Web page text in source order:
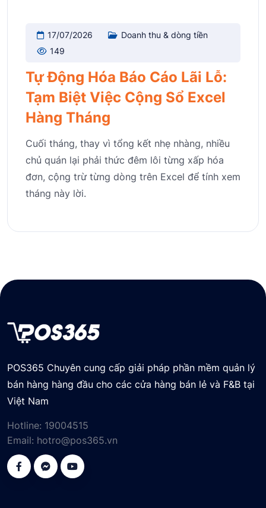
17/07/2026
Doanh thu & dòng tiền
149
Tự Động Hóa Báo Cáo Lãi Lỗ:
Tạm Biệt Việc Cộng Sổ Excel
Hàng Tháng
Cuối tháng, thay vì tổng kết nhẹ nhàng, nhiều
chủ quán lại phải thức đêm lôi từng xấp hóa
đơn, cộng trừ từng dòng trên Excel để tính xem
tháng này lời.
POS365 Chuyên cung cấp giải pháp phần mềm quản lý
bán hàng hàng đầu cho các cửa hàng bán lẻ và F&B tại
Việt Nam
Hotline: 19004515
Email: hotro@pos365.vn